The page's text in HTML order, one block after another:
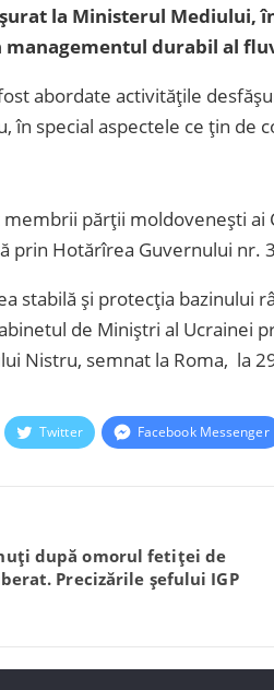
la Ministerul
managementul durabil al
abordate activitățile
în special aspectele ce țin de
părții moldovenești
prin Hotărîrea Guvernului nr.
stabilă și protecția bazinului
de Miniștri al
Nistru, semnat la Roma, la
Twitter Facebook Messenger
după omorul fetiței de
Precizările șefului IGP